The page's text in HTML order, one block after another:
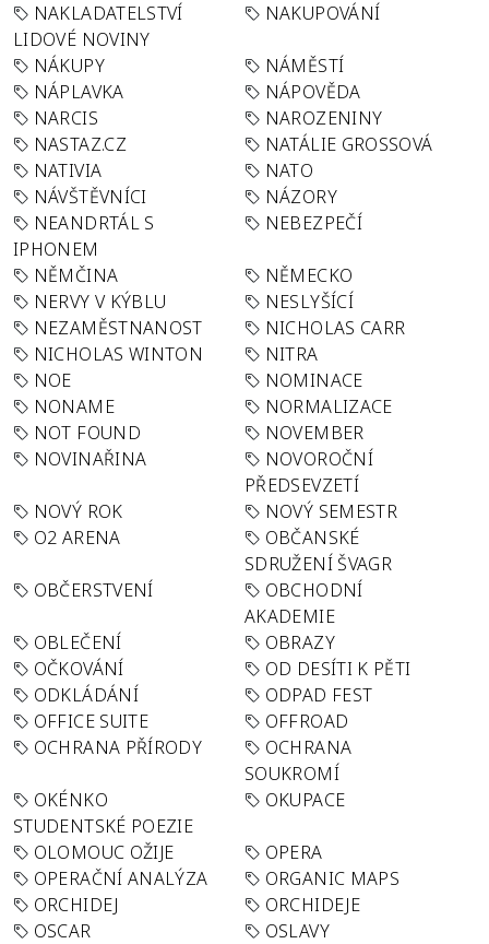
NAKLADATELSTVÍ
LIDOVÉ NOVINY
NAKUPOVÁNÍ
NÁKUPY
NÁMĚSTÍ
NÁPLAVKA
NÁPOVĚDA
NARCIS
NAROZENINY
NASTAZ.CZ
NATÁLIE GROSSOVÁ
NATIVIA
NATO
NÁVŠTĚVNÍCI
NÁZORY
NEANDRTÁL S
IPHONEM
NEBEZPEČÍ
NĚMČINA
NĚMECKO
NERVY V KÝBLU
NESLYŠÍCÍ
NEZAMĚSTNANOST
NICHOLAS CARR
NICHOLAS WINTON
NITRA
NOE
NOMINACE
NONAME
NORMALIZACE
NOT FOUND
NOVEMBER
NOVINAŘINA
NOVOROČNÍ
PŘEDSEVZETÍ
NOVÝ ROK
NOVÝ SEMESTR
O2 ARENA
OBČANSKÉ
SDRUŽENÍ ŠVAGR
OBČERSTVENÍ
OBCHODNÍ
AKADEMIE
OBLEČENÍ
OBRAZY
OČKOVÁNÍ
OD DESÍTI K PĚTI
ODKLÁDÁNÍ
ODPAD FEST
OFFICE SUITE
OFFROAD
OCHRANA PŘÍRODY
OCHRANA
SOUKROMÍ
OKÉNKO
STUDENTSKÉ POEZIE
OKUPACE
OLOMOUC OŽIJE
OPERA
OPERAČNÍ ANALÝZA
ORGANIC MAPS
ORCHIDEJ
ORCHIDEJE
OSCAR
OSLAVY